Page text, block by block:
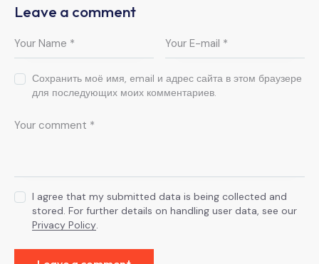
Leave a comment
Сохранить моё имя, email и адрес сайта в этом браузере
для последующих моих комментариев.
I agree that my submitted data is being collected and
stored. For further details on handling user data, see our
Privacy Policy.